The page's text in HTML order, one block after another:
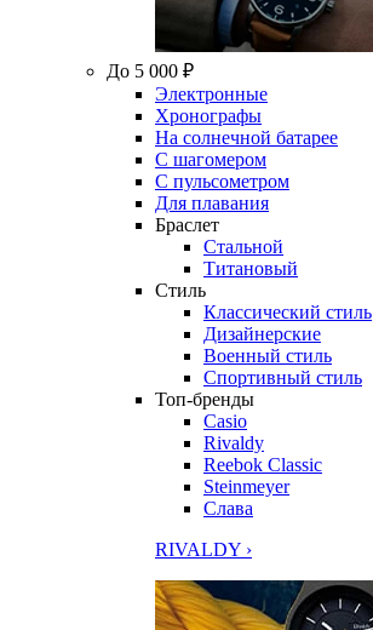
До 5 000 ₽
Электронные
Хронографы
На солнечной батарее
С шагомером
С пульсометром
Для плавания
Браслет
Стальной
Титановый
Стиль
Классический стиль
Дизайнерские
Военный стиль
Спортивный стиль
Топ-бренды
Casio
Rivaldy
Reebok Classic
Steinmeyer
Слава
RIVALDY ›